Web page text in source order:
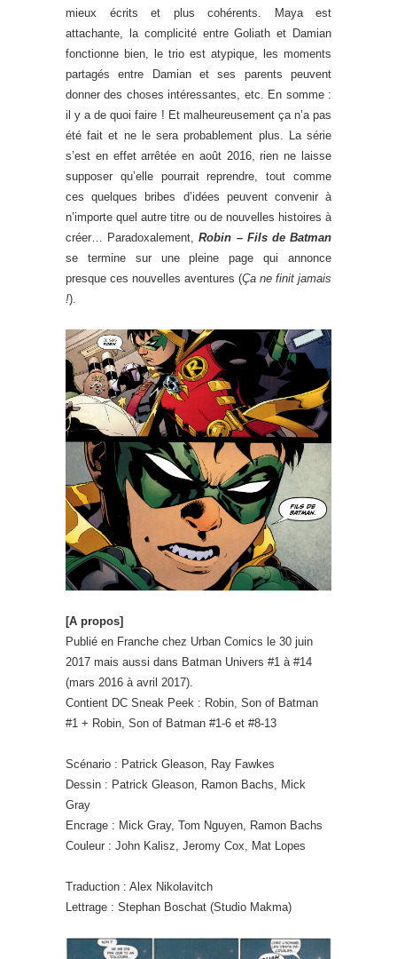
mieux écrits et plus cohérents. Maya est
attachante, la complicité entre Goliath et Damian
fonctionne bien, le trio est atypique, les moments
partagés entre Damian et ses parents peuvent
donner des choses intéressantes, etc. En somme :
il y a de quoi faire ! Et malheureusement ça n’a pas
été fait et ne le sera probablement plus. La série
s’est en effet arrêtée en août 2016, rien ne laisse
supposer qu’elle pourrait reprendre, tout comme
ces quelques bribes d’idées peuvent convenir à
n’importe quel autre titre ou de nouvelles histoires à
créer… Paradoxalement,Robin – Fils de Batman
se termine sur une pleine page qui annonce
presque ces nouvelles aventures (Ça ne finit jamais
!).
[A propos]
Publié en Franche chez Urban Comics le 30 juin
2017 mais aussi dans Batman Univers #1 à #14
(mars 2016 à avril 2017).
Contient DC Sneak Peek : Robin, Son of Batman
#1 + Robin, Son of Batman #1-6 et #8-13
Scénario : Patrick Gleason, Ray Fawkes
Dessin : Patrick Gleason, Ramon Bachs, Mick
Gray
Encrage : Mick Gray, Tom Nguyen, Ramon Bachs
Couleur : John Kalisz, Jeromy Cox, Mat Lopes
Traduction : Alex Nikolavitch
Lettrage : Stephan Boschat (Studio Makma)